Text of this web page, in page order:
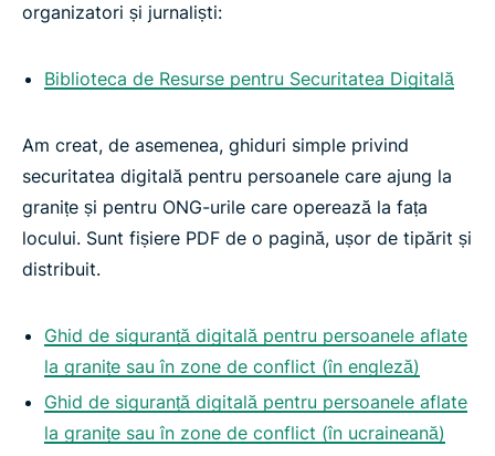
organizatori și jurnaliști:
Biblioteca de Resurse pentru Securitatea Digitală
Am creat, de asemenea, ghiduri simple privind
securitatea digitală pentru persoanele care ajung la
granițe și pentru ONG-urile care operează la fața
locului. Sunt fișiere PDF de o pagină, ușor de tipărit și
distribuit.
Ghid de siguranță digitală pentru persoanele aflate
la granițe sau în zone de conflict (în engleză)
Ghid de siguranță digitală pentru persoanele aflate
la granițe sau în zone de conflict (în ucraineană)